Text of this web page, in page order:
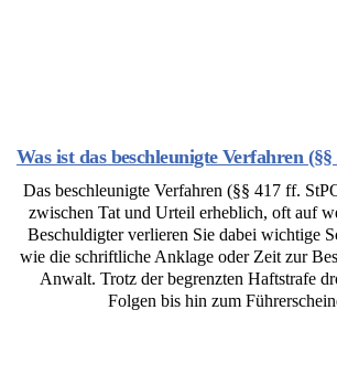
Was ist das beschleunigte Verfahren
Das beschleunigte Verfahren (§§ 417 ff.
zwischen Tat und Urteil erheblich, oft auf
Beschuldigter verlieren Sie dabei wichtige
wie die schriftliche Anklage oder Zeit zur
Anwalt. Trotz der begrenzten Haftstrafe
Folgen bis hin zum